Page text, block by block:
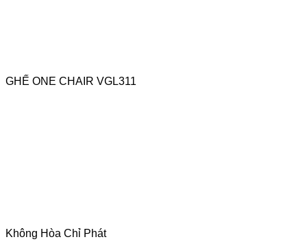
GHẾ ONE CHAIR VGL311
Không Hòa Chỉ Phát